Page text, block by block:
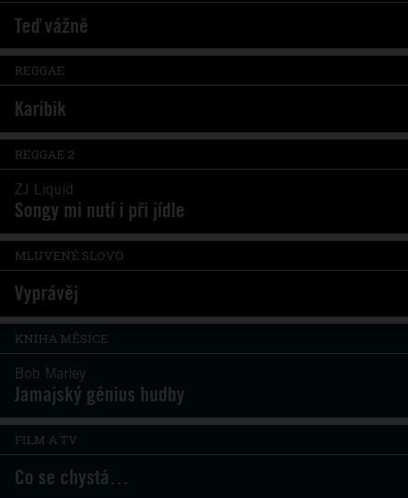
Teď vážně
REGGAE
Karibik
REGGAE 2
ZJ Liquid
Songy mi nutí i při jídle
MLUVENÉ SLOVO
Vyprávěj
KNIHA MĚSÍCE
Bob Marley
Jamajský génius hudby
FILM A TV
Co se chystá…